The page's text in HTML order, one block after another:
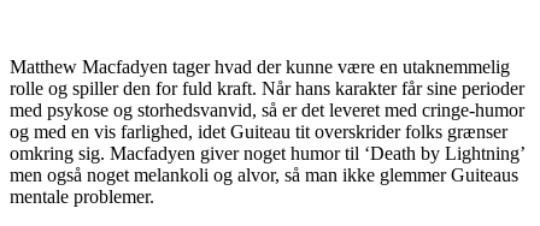
Matthew Macfadyen tager hvad der kunne være en utaknemmelig
rolle og spiller den for fuld kraft. Når hans karakter får sine perioder
med psykose og storhedsvanvid, så er det leveret med cringe-humor
og med en vis farlighed, idet Guiteau tit overskrider folks grænser
omkring sig. Macfadyen giver noget humor til ‘Death by Lightning’
men også noget melankoli og alvor, så man ikke glemmer Guiteaus
mentale problemer.